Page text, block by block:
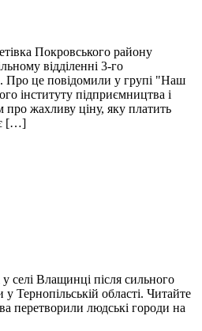
Покровського району
відділенні 3-го
Про це повідомили у групі "Наш
інституту підприємництва і
про жахливу ціну, яку платить
[…]
селі Влащинці після сильного
області. Читайте
перетворили людські городи на